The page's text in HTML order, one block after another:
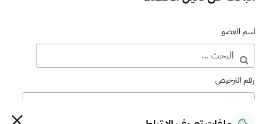
اسم العضو
رقم الترخيص